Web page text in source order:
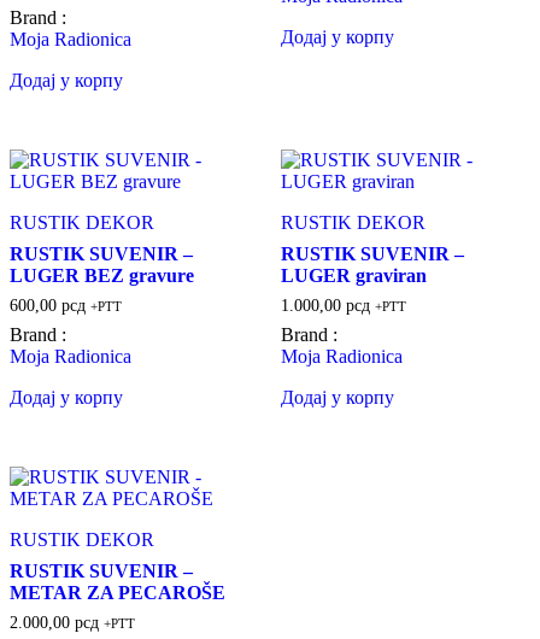
Brand :
Moja Radionica
Додај у корпу
Додај у корпу
RUSTIK DEKOR
RUSTIK SUVENIR –
LUGER BEZ gravure
600,00 рсд +PTT
Brand :
Moja Radionica
Додај у корпу
RUSTIK DEKOR
RUSTIK SUVENIR –
LUGER graviran
1.000,00 рсд +PTT
Brand :
Moja Radionica
Додај у корпу
RUSTIK DEKOR
RUSTIK SUVENIR –
METAR ZA PECAROŠE
2.000,00 рсд +PTT